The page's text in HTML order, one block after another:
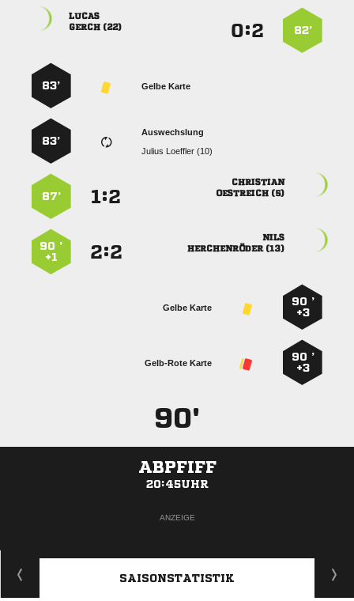
82’
:

 
Gelbe Karte
83’
Auswechslung
  
83’

 
:
87’

 
:
90 ’
+1
90 ’
+3
Gelbe Karte
90 ’
+3
Gelb-Rote Karte
90'
ABPFIFF
20:45UHR
ANZEIGE
SAISONSTATISTIK